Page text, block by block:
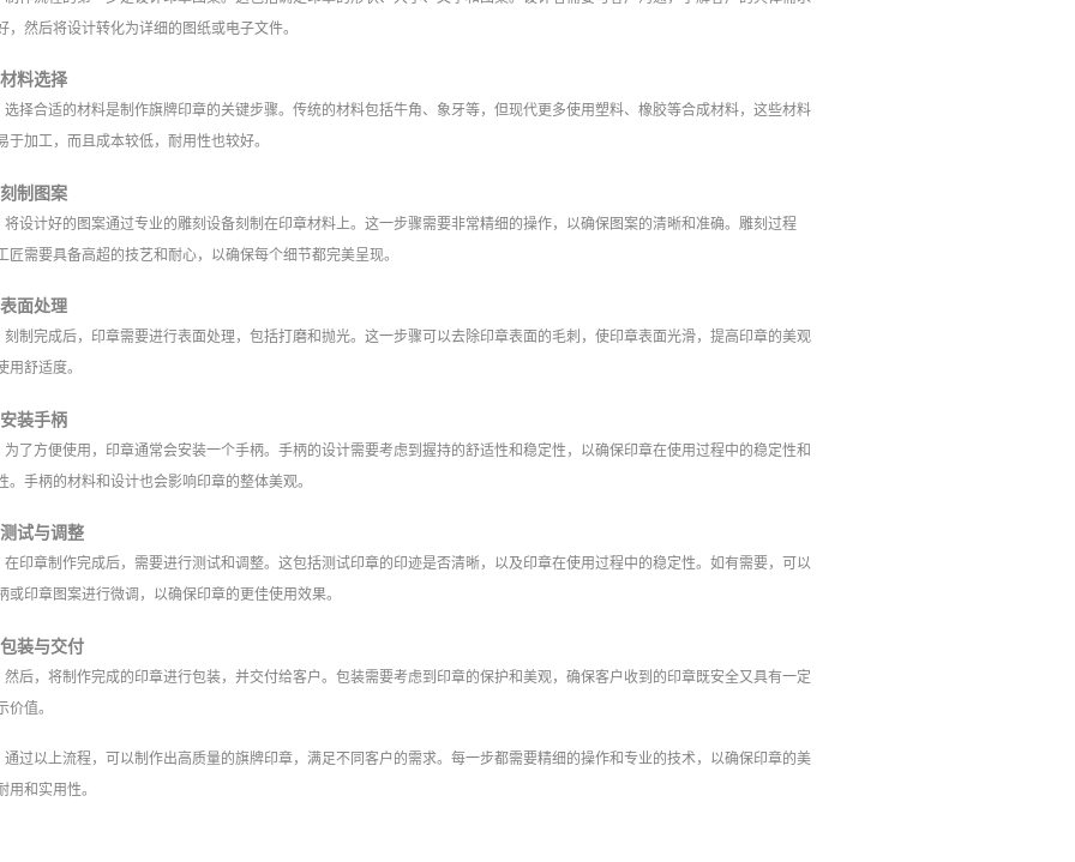
，然后将设计转化为详细的图纸或电子文件。
材料选择
选择合适的材料是制作旗牌印章的关键步骤。传统的材料包括牛角、象牙等，但现代更多使用塑料、橡胶等合成材料，这些材料
于加工，而且成本较低，耐用性也较好。
刻制图案
将设计好的图案通过专业的雕刻设备刻制在印章材料上。这一步骤需要非常精细的操作，以确保图案的清晰和准确。雕刻过程
匠需要具备高超的技艺和耐心，以确保每个细节都完美呈现。
表面处理
刻制完成后，印章需要进行表面处理，包括打磨和抛光。这一步骤可以去除印章表面的毛刺，使印章表面光滑，提高印章的美观
用舒适度。
安装手柄
为了方便使用，印章通常会安装一个手柄。手柄的设计需要考虑到握持的舒适性和稳定性，以确保印章在使用过程中的稳定性和
。手柄的材料和设计也会影响印章的整体美观。
测试与调整
在印章制作完成后，需要进行测试和调整。这包括测试印章的印迹是否清晰，以及印章在使用过程中的稳定性。如有需要，可以
或印章图案进行微调，以确保印章的更佳使用效果。
包装与交付
然后，将制作完成的印章进行包装，并交付给客户。包装需要考虑到印章的保护和美观，确保客户收到的印章既安全又具有一定
价值。
通过以上流程，可以制作出高质量的旗牌印章，满足不同客户的需求。每一步都需要精细的操作和专业的技术，以确保印章的美
用和实用性。‍